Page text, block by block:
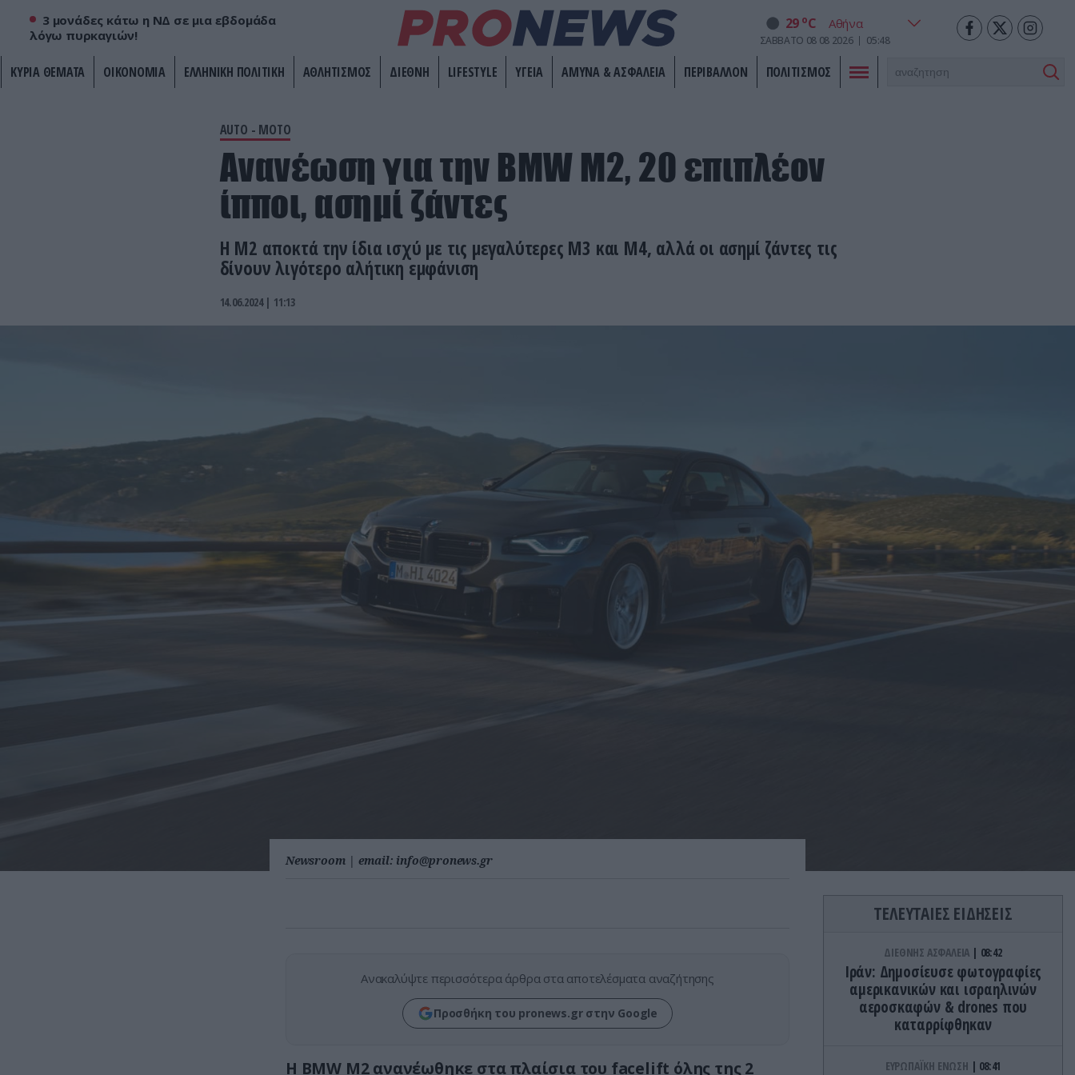
3 μονάδες κάτω η ΝΔ σε μια εβδομάδα
λόγω πυρκαγιών!
29 oC
ΣΑΒΒΑΤΟ 08 08 2026 05:48
ΚΥΡΙΑ ΘΕΜΑΤΑ ΟΙΚΟΝΟΜΙΑ ΕΛΛΗΝΙΚΗ ΠΟΛΙΤΙΚΗ ΑΘΛΗΤΙΣΜΟΣ ΔΙΕΘΝΗ LIFESTYLE ΥΓΕΙΑ ΑΜΥΝΑ & ΑΣΦΑΛΕΙΑ ΠΕΡΙΒΑΛΛΟΝ ΠΟΛΙΤΙΣΜΟΣ
AUTO - MOTO
Ανανέωση για την BMW M2, 20 επιπλέον
ίπποι, ασημί ζάντες
Η M2 αποκτά την ίδια ισχύ με τις μεγαλύτερες Μ3 και Μ4, αλλά οι ασημί ζάντες τις
δίνουν λιγότερο αλήτικη εμφάνιση
14.06.2024 | 11:13
Newsroom | email: info@pronews.gr
Ανακαλύψτε περισσότερα άρθρα στα αποτελέσματα αναζήτησης
Προσθήκη του pronews.gr στην Google
H BMW M2 ανανέωθηκε στα πλαίσια του facelift όλης της 2
ΤΕΛΕΥΤΑΙΕΣ ΕΙΔΗΣΕΙΣ
ΔΙΕΘΝΗΣ ΑΣΦΑΛΕΙΑ 08:42
Ιράν: Δημοσίευσε φωτογραφίες
αμερικανικών και ισραηλινών
αεροσκαφών & drones που
καταρρίφθηκαν
ΕΥΡΩΠΑΪΚΗ ΕΝΩΣΗ 08:41